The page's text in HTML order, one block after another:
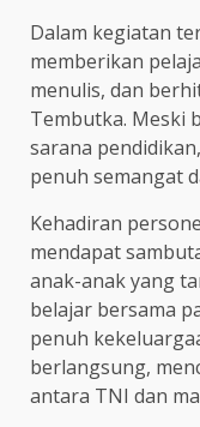
Dalam kegiatan
memberikan
menulis, dan
Tembutka. Meski
sarana
penuh semangat
Kehadiran
mendapat
anak-anak yang
belajar bersama
penuh
berlangsung,
antara TNI dan